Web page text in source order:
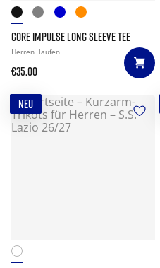
CORE IMPULSE LONG SLEEVE TEE
Herren laufen
€35.00
NEU